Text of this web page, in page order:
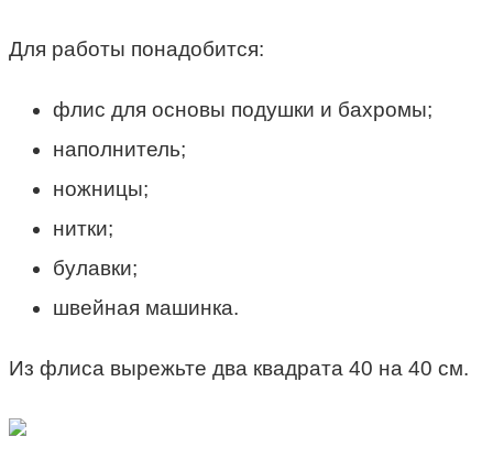
Для работы понадобится:
флис для основы подушки и бахромы;
наполнитель;
ножницы;
нитки;
булавки;
швейная машинка.
Из флиса вырежьте два квадрата 40 на 40 см.